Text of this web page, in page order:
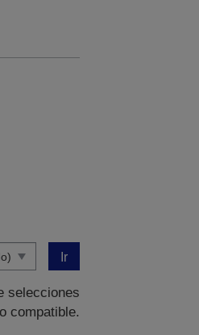
Ir
selecciones
compatible.